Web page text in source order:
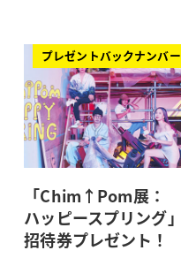
プレゼントバックナンバー
「Chim↑Pom展：
ハッピースプリング」
招待券プレゼント！